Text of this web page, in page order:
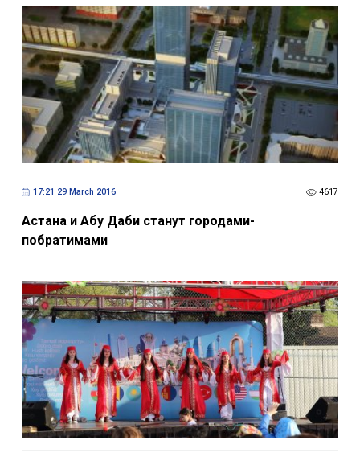
17:21 29 March 2016 4617
Астана и Абу Даби станут городами-
побратимами